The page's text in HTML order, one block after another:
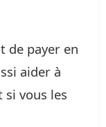
de payer en
aider à
vous les